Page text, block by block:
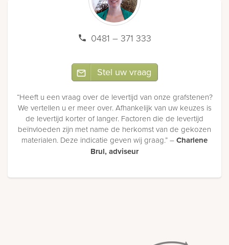
0481 – 371 333
Stel uw vraag
“Heeft u een vraag over de levertijd van onze grafstenen?
We vertellen u er meer over. Afhankelijk van uw keuzes is
de levertijd korter of langer. Factoren die de levertijd
beïnvloeden zijn met name de herkomst van de gekozen
materialen. Deze indicatie geven wij graag.” –Charlene
Brul, adviseur